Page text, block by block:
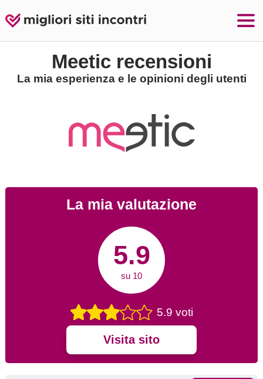
Meetic recensioni
La mia esperienza e le opinioni degli utenti
La mia valutazione
5.9
su 10
5.9 voti
Visita sito